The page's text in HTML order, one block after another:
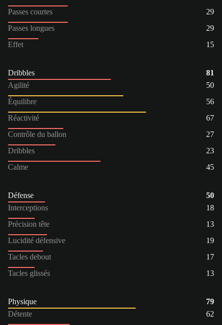
Passes courtes
29
Passes longues
29
Effet
15
Dribbles
81
Agilité
50
Équilibre
56
Réactivité
67
Contrôle du ballon
27
Dribbles
23
Calme
45
Défense
50
Interceptions
18
Précision tête
13
Lucidité défensive
19
Tacles debout
17
Tacles glissés
13
Physique
79
Détente
62